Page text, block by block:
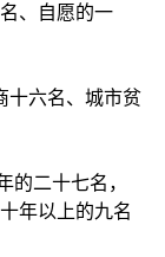
、自愿的一
六名、城市贫
二十七名，
年以上的九名